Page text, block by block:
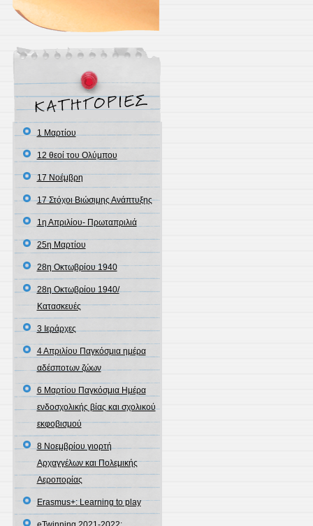
1 Μαρτίου
12 θεοί του Ολύμπου
17 Νοέμβρη
17 Στόχοι Βιώσιμης Ανάπτυξης
1η Απριλίου- Πρωταπριλιά
25η Μαρτίου
28η Οκτωβρίου 1940
28η Οκτωβρίου 1940/
Κατασκευές
3 Ιεράρχες
4 Απριλίου Παγκόσμια ημέρα
αδέσποτων ζώων
6 Μαρτίου Παγκόσμια Ημέρα
ενδοσχολικής βίας και σχολικού
εκφοβισμού
8 Νοεμβρίου γιορτή
Αρχαγγέλων και Πολεμικής
Αεροπορίας
Erasmus+: Learning to play